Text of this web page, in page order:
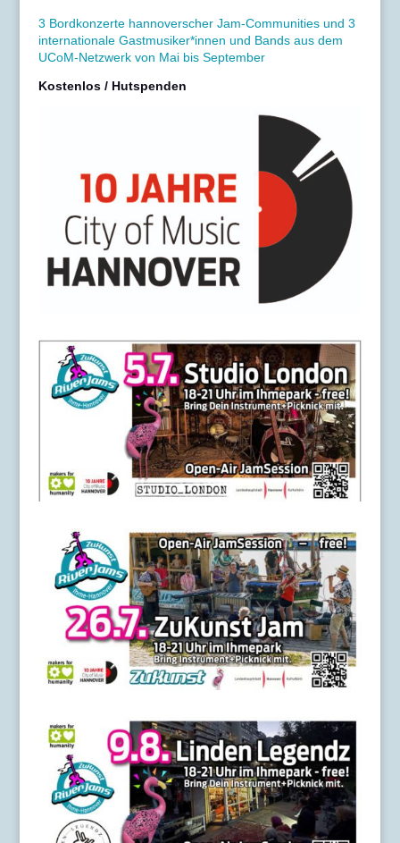
3 Bordkonzerte hannoverscher Jam-Communities und 3
internationale Gastmusiker*innen und Bands aus dem
UCoM-Netzwerk von Mai bis September
Kostenlos / Hutspenden